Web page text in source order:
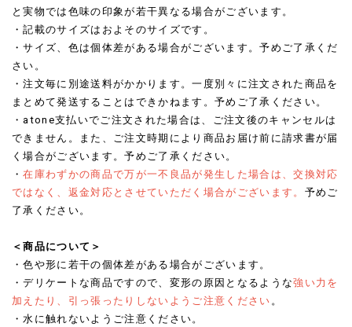
と実物では色味の印象が若干異なる場合がございます。
・記載のサイズはおよそのサイズです。
・サイズ、色は個体差がある場合がございます。予めご了承くだ
さい。
・注文毎に別途送料がかかります。一度別々に注文された商品を
まとめて発送することはできかねます。予めご了承ください。
・atone支払いでご注文された場合は、ご注文後のキャンセルは
できません。また、ご注文時期により商品お届け前に請求書が届
く場合がございます。予めご了承ください。
・在庫わずかの商品で万が一不良品が発生した場合は、交換対応
ではなく、返金対応とさせていただく場合がございます。 予めご
了承ください。
＜商品について＞
・色や形に若干の個体差がある場合がございます。
・デリケートな商品ですので、変形の原因となるような強い力を
加えたり、引っ張ったりしないようご注意ください 。
・水に触れないようご注意ください。